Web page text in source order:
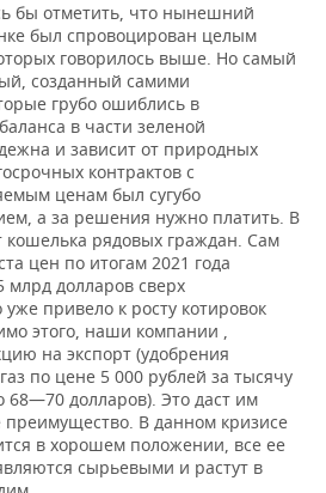
бы отметить, что нынешний
был спровоцирован целым
говорилось выше. Но самый
созданный самими
грубо ошиблись в
в части зеленой
и зависит от природных
контрактов с
ценам был сугубо
а за решения нужно платить. В
кошелька рядовых граждан. Сам
цен по итогам 2021 года
млрд долларов сверх
привело к росту котировок
этого, наши компании ,
на экспорт (удобрения
по цене 5 000 рублей за тысячу
68—70 долларов). Это даст им
преимущество. В данном кризисе
в хорошем положении, все ее
сырьевыми и растут в